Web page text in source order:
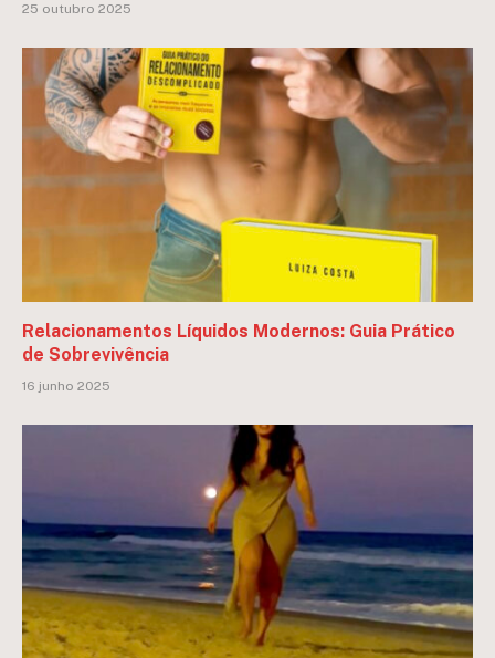
25 outubro 2025
Relacionamentos Líquidos Modernos: Guia Prático
de Sobrevivência
16 junho 2025